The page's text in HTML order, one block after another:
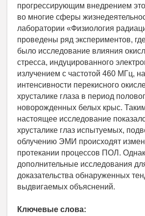
прогрессирующим внедрением
во многие сферы
лаборатории «Физиолoгия
проведены ряд экспериментов,
было исследование влияния
стресса, индуцированного
излучением с частотой 460 МГц,
интенсивности перекисного
хрусталике глаза в период
новорожденных белых крыс.
настоящее исследование
хрусталике глаз испытуемых,
облучению ЭМИ происходят
протекании процессов ПОЛ.
дополнительные исследования
доказательства обнаруженных
выдвигаемых объяснений.
Ключевые слова: